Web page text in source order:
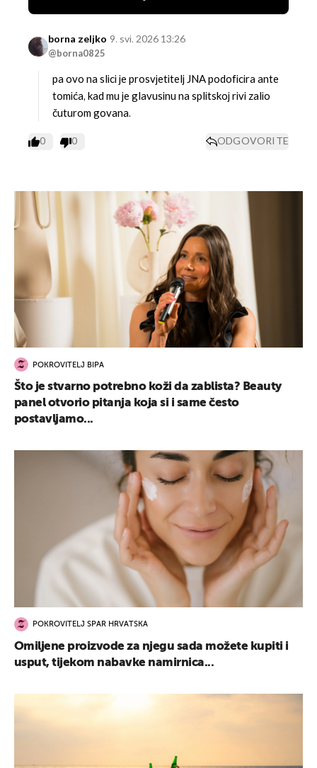
borna zeljko
@borna0825
9. svi. 2026 13:26
pa ovo na slici je prosvjetitelj JNA podoficira ante
tomića, kad mu je glavusinu na splitskoj rivi zalio
čuturom govana.
0 0 ODGOVORITE
POKROVITELJ BIPA
Što je stvarno potrebno koži da zablista? Beauty
panel otvorio pitanja koja si i same često
postavljamo...
POKROVITELJ SPAR HRVATSKA
Omiljene proizvode za njegu sada možete kupiti i
usput, tijekom nabavke namirnica...